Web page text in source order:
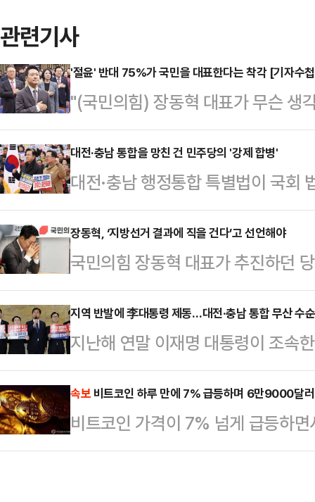
관련기사
'절윤' 반대 75%가 국민을 대표한다는 착각 [기자수
"(국민의힘) 장동혁 대표가 무슨 생
국회에서 당 안팎 인사들을 만나면
미니 총선급 규모로 커질 가능성이
아닌 '강성 지지층'으로 더욱 깊이
게 만들다 못해 한숨을 자아내고 있
표의 기자회견은 정점을 찍었다. 사
'윤어게인' 기조를 분명히 하면서
해…
대전·충남 통합을 망친 건 민주당의 '강제 합병'
대전·충남 행정통합 특별법이 국회
됐다. 같은 날 이재명 대통령은 "충
다"고 한발 물러섰다. 민주당과 이
만 남긴 셈이다.통합을 먼저 제안한
한다. 대전·충남 통합 논의는 민주
장우 대전광역시장과 김태흠 충남
합의하고, 직접 통합 특별법안을 발
협의체, 전문가…
장동혁, ‘지방선거 결과에 직을 건다’고 선언해야
국민의힘 장동혁 대표가 추진하던
민을 대상으로 당명을 공모해 최종
의에서 제동이 걸린 것이다. “당명
뤄지는 것이어서 지방선거까지 심
방선거를 불과 100일도 안 남겨둔
리였다. 당 소속 후보들이 새로운
자들에게 혼란을 줘서 오히려 불리
당명 개정을 추진했던 …
지역 반발에 李대통령 제동…대전·충남 통합 무산 수
지난해 연말 이재명 대통령이 조속
충남 행정통합이 암초를 만났다. 시
어, 이 대통령 역시 지역 동의 없는
방선거 내 통합은 사실상 어려워졌
면, 이 대통령은 전날 엑스(X·옛 트
속보 비트코인 하루 만에 7% 급등하며 6만9000달
비트코인 가격이 7% 넘게 급등하
전 5시 현재 글로벌 코인 시황 중계